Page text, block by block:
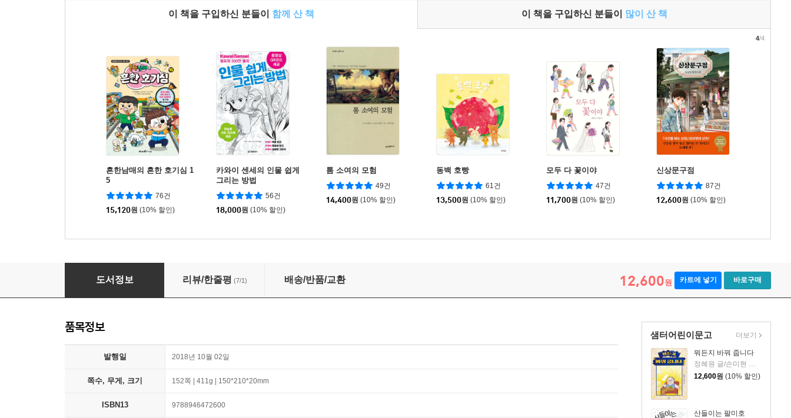
이 책을 구입하신 분들이 함께 산 책 이 책을 구입하신 분들이 많이 산 책
흔한남매의 흔한 호기심 1
5
76건
15,120원 (10% 할인)
카와이 센세의 인물 쉽게
그리는 방법
56건
18,000원 (10% 할인)
톰 소여의 모험
49건
14,400원 (10% 할인)
동백 호빵
61건
13,500원 (10% 할인)
모두 다 꽃이야
47건
11,700원 (10% 할인)
신상문구점
87건
12,600원 (10% 할인)
4/4
도서정보 리뷰/한줄평 (7/1) 배송/반품/교환 12,600원 카트에 넣기 바로구매
샘터어린이문고
뭐든지 바꿔 줍니다
정혜원 글/손미현 그림
12,600원 (10% 할인)
산들이는 팔미호
더보기
품목정보
발행일 2018년 10월 02일
쪽수, 무게, 크기 152쪽 | 411g | 150*210*20mm
ISBN13 9788946472600